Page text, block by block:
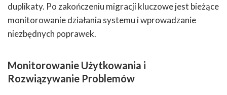
duplikaty. Po zakończeniu migracji kluczowe jest bieżące
monitorowanie działania systemu i wprowadzanie
niezbędnych poprawek.
Monitorowanie Użytkowania i
Rozwiązywanie Problemów